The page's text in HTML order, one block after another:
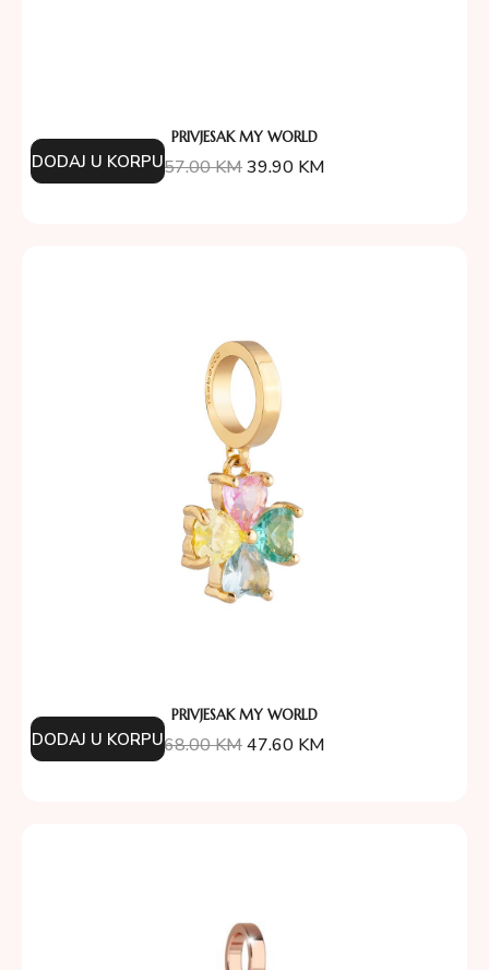
PRIVJESAK MY WORLD
57.00KM39.90 KM
DODAJ U KORPU
PRIVJESAK MY WORLD
68.00KM47.60 KM
DODAJ U KORPU